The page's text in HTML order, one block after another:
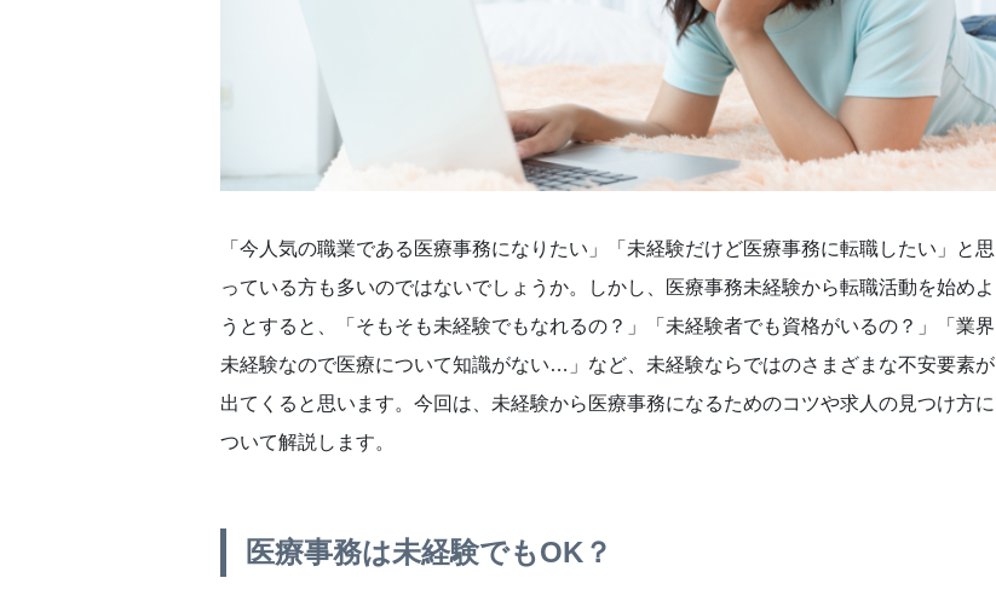
「今人気の職業である医療事務になりたい」「未経験だけど医療事務に転職したい」と思
っている方も多いのではないでしょうか。しかし、医療事務未経験から転職活動を始めよ
うとすると、「そもそも未経験でもなれるの？」「未経験者でも資格がいるの？」「業界
未経験なので医療について知識がない…」など、未経験ならではのさまざまな不安要素が
出てくると思います。今回は、未経験から医療事務になるためのコツや求人の見つけ方に
ついて解説します。
医療事務は未経験でもOK？